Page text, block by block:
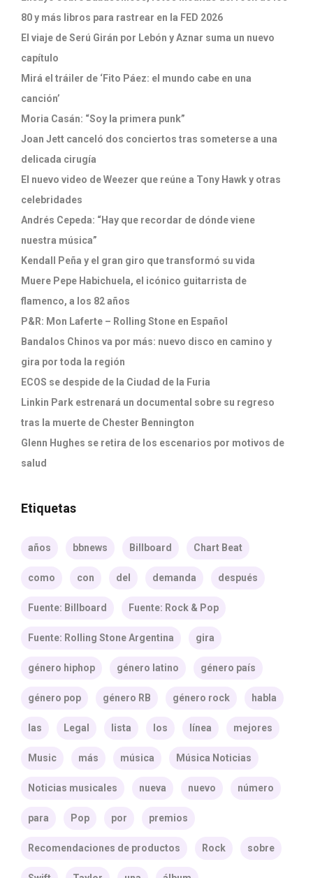
80 y más libros para rastrear en la FED 2026
El viaje de Serú Girán por Lebón y Aznar suma un nuevo
capítulo
Mirá el tráiler de ‘Fito Páez: el mundo cabe en una
canción’
Moria Casán: “Soy la primera punk”
Joan Jett canceló dos conciertos tras someterse a una
delicada cirugía
El nuevo video de Weezer que reúne a Tony Hawk y otras
celebridades
Andrés Cepeda: “Hay que recordar de dónde viene
nuestra música”
Kendall Peña y el gran giro que transformó su vida
Muere Pepe Habichuela, el icónico guitarrista de
flamenco, a los 82 años
P&R: Mon Laferte – Rolling Stone en Español
Bandalos Chinos va por más: nuevo disco en camino y
gira por toda la región
ECOS se despide de la Ciudad de la Furia
Linkin Park estrenará un documental sobre su regreso
tras la muerte de Chester Bennington
Glenn Hughes se retira de los escenarios por motivos de
salud
Etiquetas
años bbnews Billboard Chart Beat
como con del demanda después
Fuente: Billboard Fuente: Rock & Pop
Fuente: Rolling Stone Argentina gira
género hiphop género latino género país
género pop género RB género rock habla
las Legal lista los línea mejores
Music más música Música Noticias
Noticias musicales nueva nuevo número
para Pop por premios
Recomendaciones de productos Rock sobre